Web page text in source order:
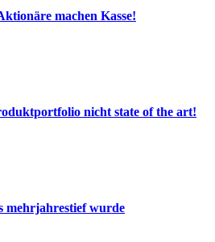
machen Kasse!
nicht state of the art!
mehrjahrestief wurde